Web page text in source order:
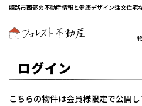
姫路市西部の不動産情報と健康デザイン注文住宅
ログイン
こちらの物件は会員様限定で公開